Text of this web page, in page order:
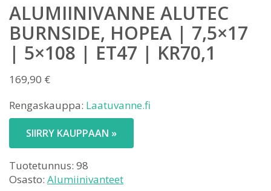
ALUMIINIVANNE ALUTEC
BURNSIDE, HOPEA | 7,5×17
| 5×108 | ET47 | KR70,1
169,90 €
Rengaskauppa: Laatuvanne.fi
SIIRRY KAUPPAAN »
Tuotetunnus: 98
Osasto: Alumiinivanteet